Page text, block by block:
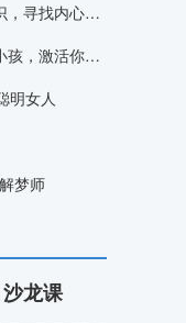
朱建军的意象对话课：深入潜意识，寻找内心的答案
施琪嘉的心理成长课：疗愈内在小孩，激活你内心的能量
明女人
梦师
龙课